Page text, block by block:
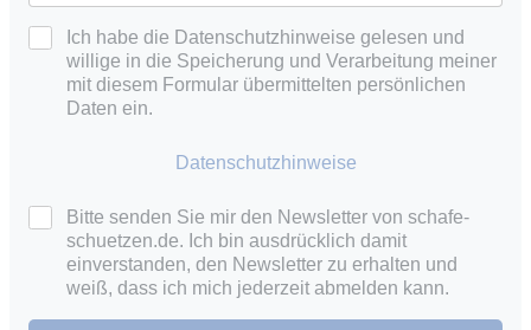
Ich habe die Datenschutzhinweise gelesen und
willige in die Speicherung und Verarbeitung meiner
mit diesem Formular übermittelten persönlichen
Daten ein.
Datenschutzhinweise
Bitte senden Sie mir den Newsletter von schafe-
schuetzen.de. Ich bin ausdrücklich damit
einverstanden, den Newsletter zu erhalten und
weiß, dass ich mich jederzeit abmelden kann.